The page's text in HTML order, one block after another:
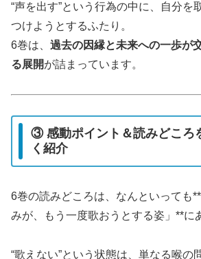
“声を出す”という行為の中に、自分を
つけようとするふたり。
6巻は、 過去の因縁と未来への一歩が
る展開が詰まっています。
③ 感動ポイント＆読みどころ
く紹介
6巻の読みどころは、なんといっても
みが、もう一度歌おうとする姿」**に
“歌えない”という状態は、単なる喉の